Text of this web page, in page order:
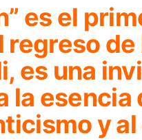
es el
de
es una
la esencia
y